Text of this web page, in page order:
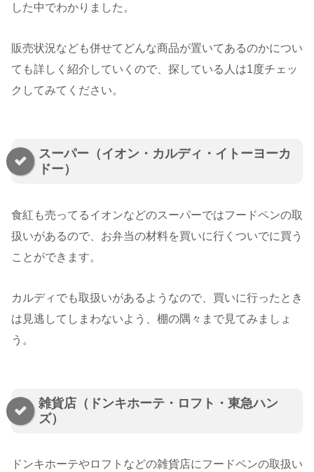
した中でわかりました。
販売状況なども併せてどんな商品が置いてあるのかについ
ても詳しく紹介していくので、探している人は1度チェッ
クしてみてください。
スーパー（イオン・カルディ・イトーヨーカ
ドー）
食紅も売ってるイオンなどのスーパーではフードペンの取
扱いがあるので、お弁当の材料を買いに行くついでに買う
ことができます。
カルディでも取扱いがあるようなので、買いに行ったとき
は見逃してしまわないよう、棚の隅々まで見てみましょ
う。
雑貨店（ドンキホーテ・ロフト・東急ハン
ズ）
ドンキホーテやロフトなどの雑貨店にフードペンの取扱い